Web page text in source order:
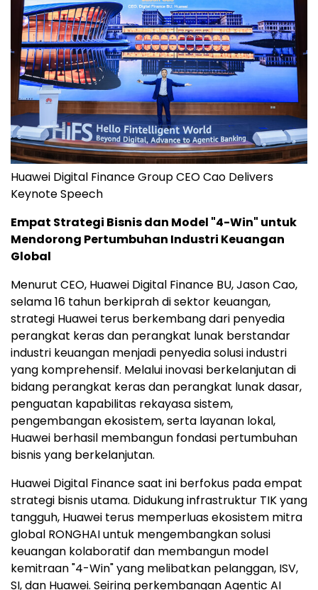
Huawei Digital Finance Group CEO Cao Delivers
Keynote Speech
Empat Strategi Bisnis dan Model "4-Win" untuk
Mendorong Pertumbuhan Industri Keuangan
Global
Menurut CEO, Huawei Digital Finance BU, Jason Cao,
selama 16 tahun berkiprah di sektor keuangan,
strategi Huawei terus berkembang dari penyedia
perangkat keras dan perangkat lunak berstandar
industri keuangan menjadi penyedia solusi industri
yang komprehensif. Melalui inovasi berkelanjutan di
bidang perangkat keras dan perangkat lunak dasar,
penguatan kapabilitas rekayasa sistem,
pengembangan ekosistem, serta layanan lokal,
Huawei berhasil membangun fondasi pertumbuhan
bisnis yang berkelanjutan.
Huawei Digital Finance saat ini berfokus pada empat
strategi bisnis utama. Didukung infrastruktur TIK yang
tangguh, Huawei terus memperluas ekosistem mitra
global RONGHAI untuk mengembangkan solusi
keuangan kolaboratif dan membangun model
kemitraan "4-Win" yang melibatkan pelanggan, ISV,
SI, dan Huawei. Seiring perkembangan Agentic AI